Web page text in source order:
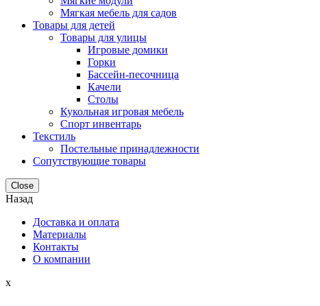
Мягкая мебель для садов
Товары для детей
Товары для улицы
Игровые домики
Горки
Бассейн-песочница
Качели
Столы
Кукольная игровая мебель
Спорт инвентарь
Текстиль
Постельные принадлежности
Сопутствующие товары
Close
Назад
Доставка и оплата
Материалы
Контакты
О компании
x